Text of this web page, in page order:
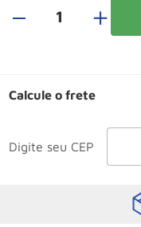
＋
Calcule o frete